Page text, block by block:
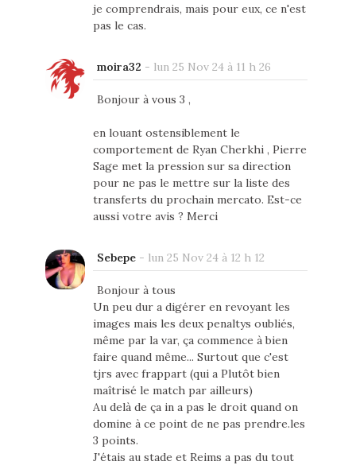
je comprendrais, mais pour eux, ce n'est
pas le cas.
moira32 - lun 25 Nov 24 à 11 h 26
Bonjour à vous 3 ,
en louant ostensiblement le
comportement de Ryan Cherkhi , Pierre
Sage met la pression sur sa direction
pour ne pas le mettre sur la liste des
transferts du prochain mercato. Est-ce
aussi votre avis ? Merci
Sebepe- lun 25 Nov 24 à 12 h 12
Bonjour à tous
Un peu dur a digérer en revoyant les
images mais les deux penaltys oubliés,
même par la var, ça commence à bien
faire quand même... Surtout que c'est
tjrs avec frappart (qui a Plutôt bien
maîtrisé le match par ailleurs)
Au delà de ça in a pas le droit quand on
domine à ce point de ne pas prendre.les
3 points.
J'étais au stade et Reims a pas du tout